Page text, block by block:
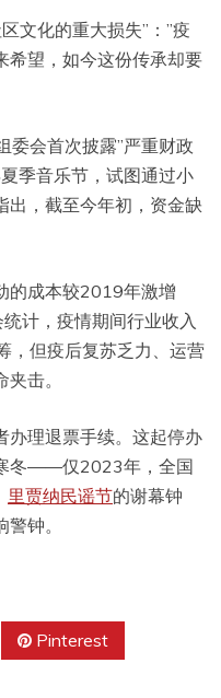
文化的重大损失”：”疫
希望，如今这份传承却要
会首次披露”严重财政
季音乐节，试图通过小
出，截至今年初，资金缺
的成本较2019年激增
计，疫情期间行业收入
，但疫后复苏乏力、运营
击。
办理退票手续。这起停办
冬——仅2023年，全国
里贾纳民谣节的谢幕钟
钟。
Pinterest